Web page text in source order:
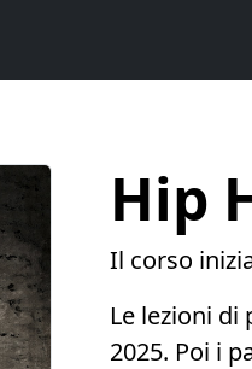
Hip
Il corso
Le lezioni
2025. Poi i